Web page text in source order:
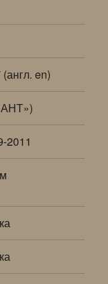
en)
2011